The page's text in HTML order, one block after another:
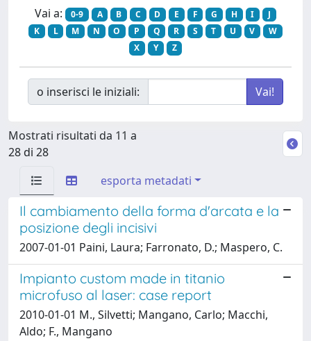
Vai a: 0-9 A B C D E F G H I
J
K
L M N O P Q R S T U V
W
X
Y Z
o inserisci le iniziali:
Mostrati risultati da 11 a
28 di 28
esporta metadati
Il cambiamento della forma d'arcata e la
posizione degli incisivi
2007-01-01 Paini, Laura; Farronato, D.; Maspero, C.
Impianto custom made in titanio
microfuso al laser: case report
2010-01-01 M., Silvetti; Mangano, Carlo; Macchi,
Aldo; F., Mangano